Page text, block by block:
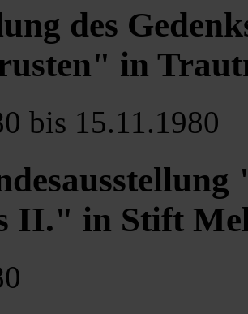
des
in
bis 15.11.1980
II." in Stift